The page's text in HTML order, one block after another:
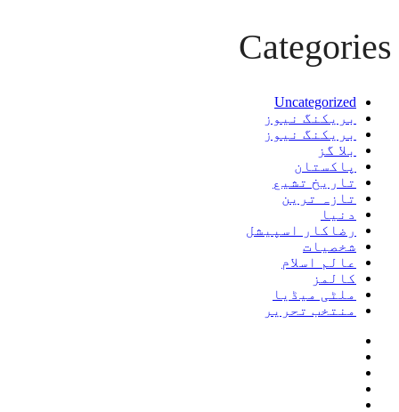
Categories
Uncategorized
بریکنگ نیوز
بریکنگ نیوز
بلا گز
پاکستان
تاریخ تشیع
تازہ ترین
دنیا
رضاکار اسپیشل
شخصیات
عالم اسلام
کالمز
ملٹی میڈیا
منتخب تحریر